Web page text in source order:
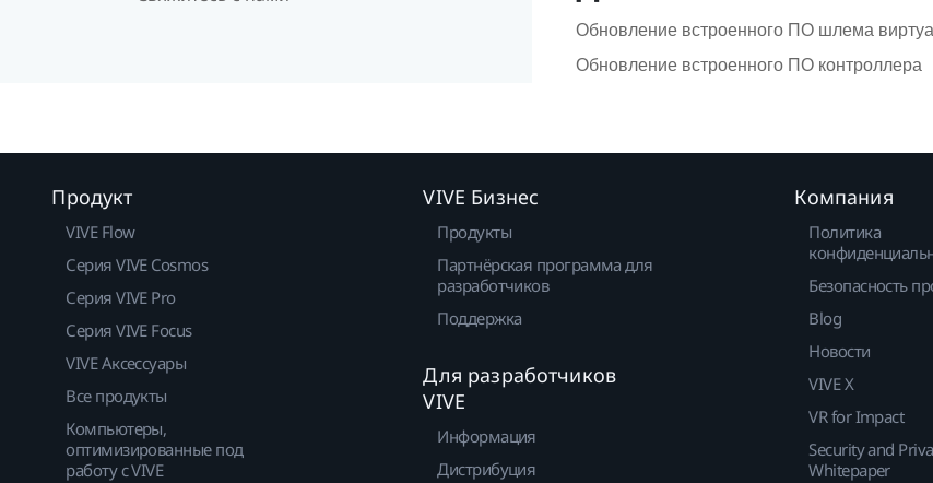
Обновление встроенного ПО шлема
Обновление встроенного ПО контроллера
Продукт
VIVE Flow
Серия VIVE Cosmos
Серия VIVE Pro
Серия VIVE Focus
VIVE Аксессуары
Все продукты
Компьютеры,
оптимизированные под
работу с VIVE
VIVE Бизнес
Продукты
Партнёрская программа для
разработчиков
Поддержка
Для разработчиков
VIVE
Информация
Дистрибуция
Компания
Политика
Безопасность
Blog
Новости
VIVE X
VR for Impact
Security and
Whitepaper